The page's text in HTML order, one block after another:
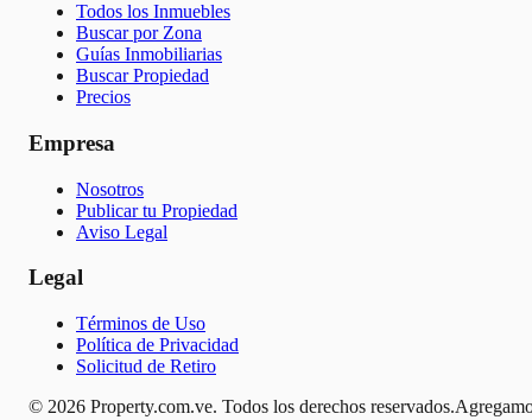
Todos los Inmuebles
Buscar por Zona
Guías Inmobiliarias
Buscar Propiedad
Precios
Empresa
Nosotros
Publicar tu Propiedad
Aviso Legal
Legal
Términos de Uso
Política de Privacidad
Solicitud de Retiro
© 2026 Property.com.ve. Todos los derechos reservados.